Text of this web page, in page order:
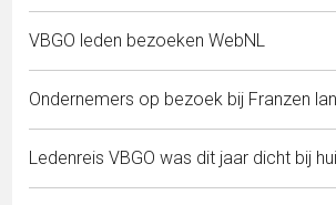
VBGO leden bezoeken WebNL
Ondernemers op bezoek bij Franzen
Ledenreis VBGO was dit jaar dicht bij